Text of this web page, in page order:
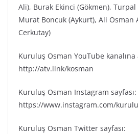
Ali), Burak Ekinci (Gökmen),
Murat Boncuk (Aykurt), Ali Osman
Cerkutay)
Kuruluş Osman YouTube
http://atv.link/kosman
Kuruluş Osman Instagram sayfası:
https://www.instagram.com/
Kuruluş Osman Twitter sayfası: